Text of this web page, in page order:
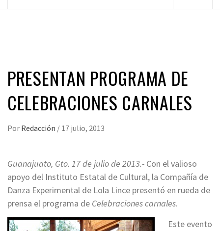
PRESENTAN PROGRAMA DE
CELEBRACIONES CARNALES
Por Redacción / 17 julio, 2013
Guanajuato, Gto. 17 de julio de 2013.- Con el valioso
apoyo del Instituto Estatal de Cultural, la Compañía de
Danza Experimental de Lola Lince presentó en rueda de
prensa el programa de Celebraciones carnales.
Este evento